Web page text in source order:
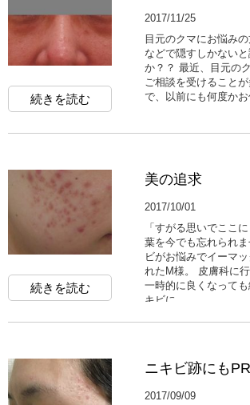
続きを読む
2017/11/25
目元のクマにお悩み
などで隠すしかない
か？？ 最近、目元の
ご相談を受けること
で、以前にも何度か
続きを読む
美の追求
2017/10/01
「すがる思いでここ
葉を今でも忘れられ
ビがお悩みでイーマ
れたM様。 皮膚科に
一時的に良くなって
キビに...
ニキビ跡にも
2017/09/09